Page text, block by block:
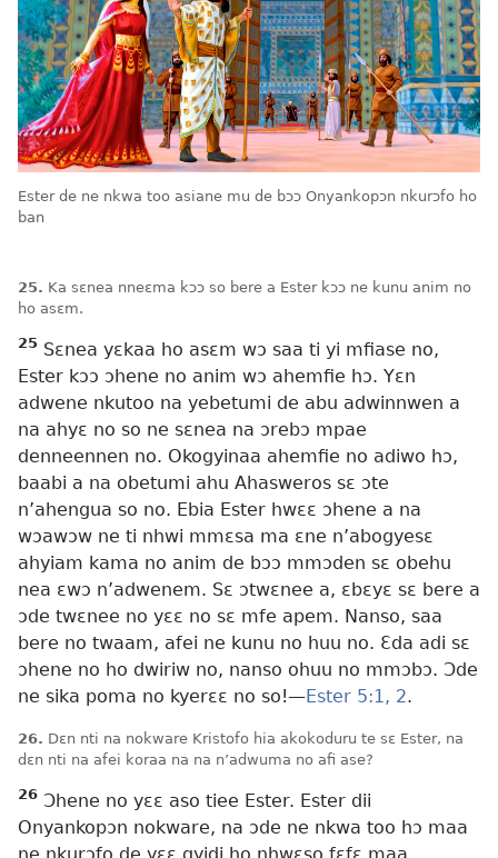
Ester de ne nkwa too asiane mu de bɔɔ Onyankopɔn nkurɔfo ho
ban
25. Ka sɛnea nneɛma kɔɔ so bere a Ester kɔɔ ne kunu anim no
ho asɛm.
25 Sɛnea yɛkaa ho asɛm wɔ saa ti yi mfiase no,
Ester kɔɔ ɔhene no anim wɔ ahemfie hɔ. Yɛn
adwene nkutoo na yebetumi de abu adwinnwen a
na ahyɛ no so ne sɛnea na ɔrebɔ mpae
denneennen no. Okogyinaa ahemfie no adiwo hɔ,
baabi a na obetumi ahu Ahasweros sɛ ɔte
n’ahengua so no. Ebia Ester hwɛɛ ɔhene a na
wɔawɔw ne ti nhwi mmɛsa ma ɛne n’abogyesɛ
ahyiam kama no anim de bɔɔ mmɔden sɛ obehu
nea ɛwɔ n’adwenem. Sɛ ɔtwɛnee a, ɛbɛyɛ sɛ bere a
ɔde twɛnee no yɛɛ no sɛ mfe apem. Nanso, saa
bere no twaam, afei ne kunu no huu no. Ɛda adi sɛ
ɔhene no ho dwiriw no, nanso ohuu no mmɔbɔ. Ɔde
ne sika poma no kyerɛɛ no so!—Ester 5:1, 2.
26. Dɛn nti na nokware Kristofo hia akokoduru te sɛ Ester, na
dɛn nti na afei koraa na na n’adwuma no afi ase?
26 Ɔhene no yɛɛ aso tiee Ester. Ester dii
Onyankopɔn nokware, na ɔde ne nkwa too hɔ maa